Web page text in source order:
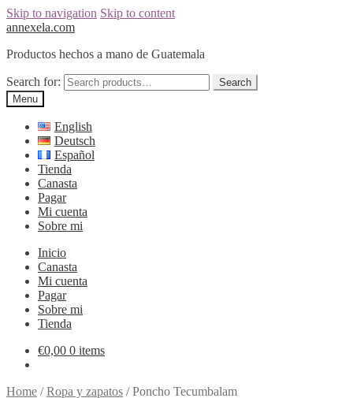
Skip to navigation Skip to content
annexela.com
Productos hechos a mano de Guatemala
Search for:
Search
Menu
English
Deutsch
Español
Tienda
Canasta
Pagar
Mi cuenta
Sobre mi
Inicio
Canasta
Mi cuenta
Pagar
Sobre mi
Tienda
€0,00 0 items
Home /Ropa y zapatos /Poncho Tecumbalam